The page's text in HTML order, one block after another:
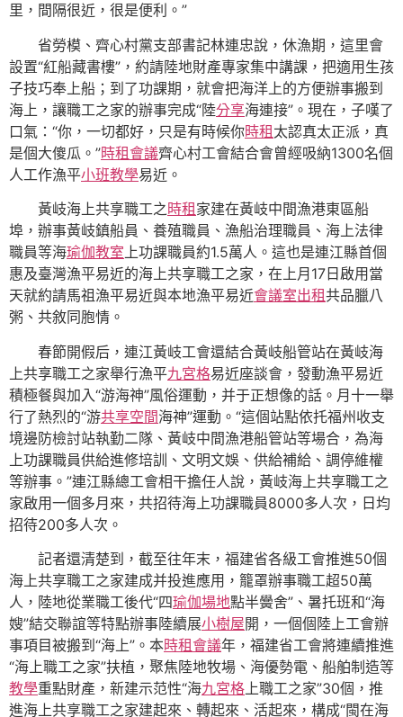
里，間隔很近，很是便利。”
省勞模、齊心村黨支部書記林連忠說，休漁期，這里會
設置“紅船藏書樓”，約請陸地財產專家集中講課，把適用生孩
子技巧奉上船；到了功課期，就會把海洋上的方便辦事搬到
海上，讓職工之家的辦事完成“陸分享海連接”。現在，子嘆了
口氣：“你，一切都好，只是有時候你時租太認真太正派，真
是個大傻瓜。”時租會議齊心村工會結合會曾經吸納1300名個
人工作漁平小班教學易近。
黃岐海上共享職工之時租 家建在黃岐中間漁港東區船
埠，辦事黃岐鎮船員、養殖職員、漁船治理職員、海上法律
職員等海瑜伽教室上功課職員約1.5萬人。這也是連江縣首個
惠及臺灣漁平易近的海上共享職工之家，在上月17日啟用當
天就約請馬祖漁平易近與本地漁平易近會議室出租共品臘八
粥、共敘同胞情。
春節開假后，連江黃岐工會還結合黃岐船管站在黃岐海
上共享職工之家舉行漁平九宮格易近座談會，發動漁平易近
積極餐與加入“游海神”風俗運動，并于正想像的話。月十一舉
行了熱烈的“游共享空間海神”運動。“這個站點依托福州收支
境邊防檢討站執勤二隊、黃岐中間漁港船管站等場合，為海
上功課職員供給進修培訓、文明文娛、供給補給、調停維權
等辦事。”連江縣總工會相干擔任人說，黃岐海上共享職工之
家啟用一個多月來，共招待海上功課職員8000多人次，日均
招待200多人次。
記者還清楚到，截至往年末，福建省各級工會推進50個
海上共享職工之家建成并投進應用，籠罩辦事職工超50萬
人，陸地從業職工後代“四瑜伽場地點半黌舍”、暑托班和“海
嫂”結交聯誼等特點辦事陸續展小樹屋開，一個個陸上工會辦
事項目被搬到“海上”。本時租會議年，福建省工會將連續推進
“海上職工之家”扶植，聚焦陸地牧場、海優勢電、船舶制造等
教學重點財產，新建示范性“海九宮格 上職工之家”30個，推
進海上共享職工之家建起來、轉起來、活起來，構成“閩在海